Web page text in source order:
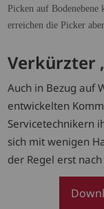
Picken auf
erreichen die Picker
Verkürzter
Auch in Bezug auf
entwickelten
Servicetechnikern
sich mit wenigen
der Regel erst